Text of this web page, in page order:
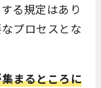
る規定はあり
プロセスとな
まるところに